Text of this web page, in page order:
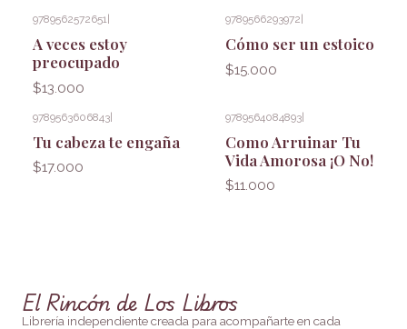
9789562572651
A veces estoy
preocupado
$13.000
9789566293972
Cómo ser un estoico
$15.000
9789563606843|
Tu cabeza te engaña
$17.000
9789564084893|
Como Arruinar Tu
Vida Amorosa ¡O No!
$11.000
El Rincón de Los Libros
Librería independiente creada para acompañarte en cada